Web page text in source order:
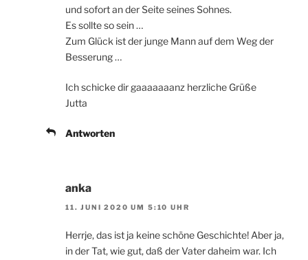
und sofort an der Seite seines Sohnes.
Es sollte so sein …
Zum Glück ist der junge Mann auf dem Weg der
Besserung …
Ich schicke dir gaaaaaaanz herzliche Grüße
Jutta
Antworten
anka
11. JUNI 2020 UM 5:10 UHR
Herrje, das ist ja keine schöne Geschichte! Aber ja,
in der Tat, wie gut, daß der Vater daheim war. Ich